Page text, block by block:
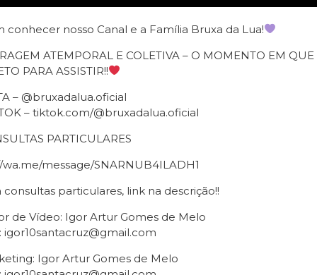
conhecer nosso Canal e a Família Bruxa da Lua!
ATEMPORAL E COLETIVA – O MOMENTO EM
PARA ASSISTIR!!
– @bruxadalua.oficial
– tiktok.com/@bruxadalua.oficial
PARTICULARES
message/SNARNUB4ILADH1
consultas particulares, link na descrição!!
de Vídeo: Igor Artur Gomes de Melo
igor10santacruz@gmail.com
Igor Artur Gomes de Melo